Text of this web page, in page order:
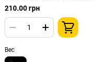
впитывающий 5кг
210.00 грн
Вес